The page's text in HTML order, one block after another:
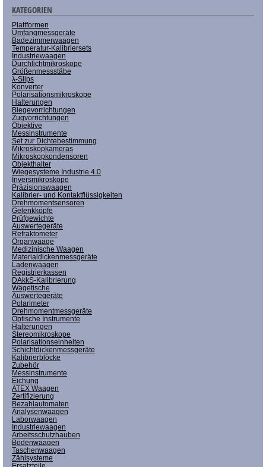
KATEGORIEN
Plattformen
Umfangmessgeräte
Badezimmerwaagen
Temperatur-Kalibriersets
Industriewaagen
Durchlichtmikroskope
Größenmessstäbe
λ-Slips
Konverter
Polarisationsmikroskope
Halterungen
Biegevorrichtungen
Zugvorrichtungen
Objektive
Messinstrumente
Set zur Dichtebestimmung
Mikroskopkameras
Mikroskopkondensoren
Objekthalter
Wiegesysteme Industrie 4.0
Inversmikroskope
Präzisionswaagen
Kalibrier- und Kontaktflüssigkeiten
Drehmomentsensoren
Gelenkköpfe
Prüfgewichte
Auswertegeräte
Refraktometer
Organwaage
Medizinische Waagen
Materialdickenmessgeräte
Ladenwaagen
Registrierkassen
DAkkS-Kalibrierung
Wägetische
Auswertegeräte
Polarimeter
Drehmomentmessgeräte
Optische Instrumente
Halterungen
Stereomikroskope
Polarisationseinheiten
Schichtdickenmessgeräte
Kalibrierblöcke
Zubehör
Messinstrumente
Eichung
ATEX Waagen
Zertifizierung
Bezahlautomaten
Analysenwaagen
Laborwaagen
Industriewaagen
Arbeitsschutzhauben
Bodenwaagen
Taschenwaagen
Zählsysteme